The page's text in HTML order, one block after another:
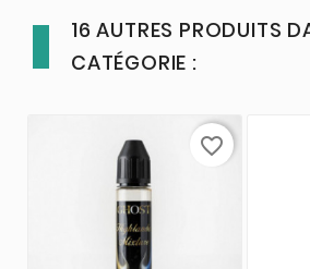
16 AUTRES PRODUITS
CATÉGORIE :
favorite_border